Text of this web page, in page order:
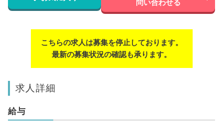
問い合わせる
こちらの求人は募集を停止しております。
最新の募集状況の確認も承ります。
求人詳細
給与